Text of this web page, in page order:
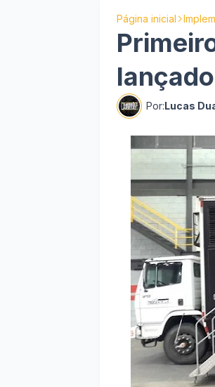
Página inicial
Por:Lucas